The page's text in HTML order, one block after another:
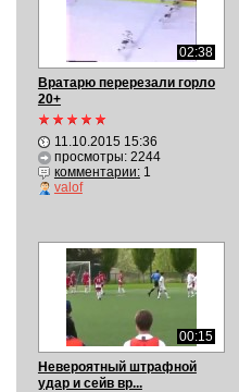
02:38
Вратарю перерезали горло
20+
11.10.2015 15:36
просмотры: 2244
комментарии:1
valof
00:15
Невероятный штрафной
удар и сейв вр...